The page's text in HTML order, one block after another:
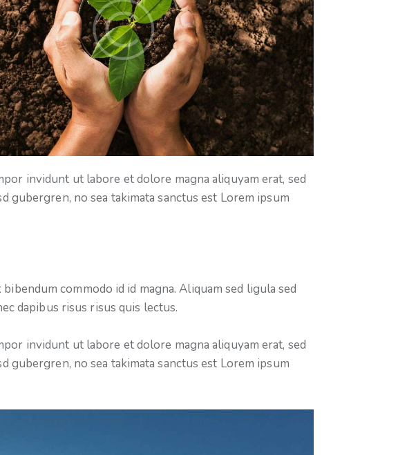
invidunt ut labore et dolore magna aliquyam erat, sed
gubergren, no sea takimata sanctus est Lorem ipsum
commodo id id magna. Aliquam sed ligula sed
dapibus risus risus quis lectus.
invidunt ut labore et dolore magna aliquyam erat, sed
gubergren, no sea takimata sanctus est Lorem ipsum